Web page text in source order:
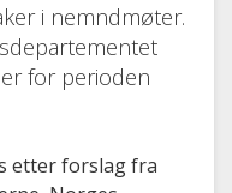
i nemndmøter.
for perioden
etter forslag fra